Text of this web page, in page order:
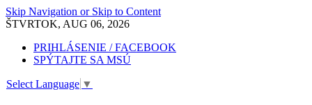
Skip Navigation or Skip to Content
ŠTVRTOK, AUG 06, 2026
PRIHLÁSENIE / FACEBOOK
SPÝTAJTE SA MSÚ
Select Language ▼